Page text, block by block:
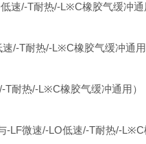
速/-T耐热/-L※C橡胶气缓冲
/-T耐热/-L※C橡胶气缓冲通
T耐热/-L※C橡胶气缓冲通用
LF微速/-LO低速/-T耐热/-